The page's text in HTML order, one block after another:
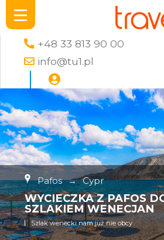
+48 33 813 90 00
info@tu1.pl
Pafos → Cypr
WYCIECZKA Z PAFOS
SZLAKIEM WENECJAN
Szlak wenecki nam już nie obcy